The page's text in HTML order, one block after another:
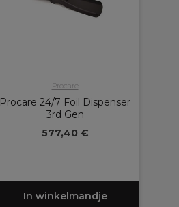
Procare
Procare 24/7 Foil Dispenser
3rd Gen
577,40 €
In winkelmandje